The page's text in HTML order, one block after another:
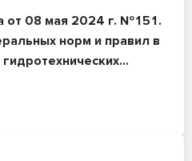
от 08 мая 2024 г. №151.
норм и правил в
сооружений